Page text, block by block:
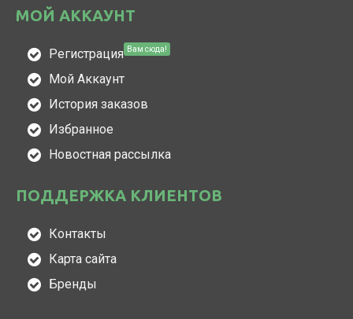
МОЙ АККАУНТ
Регистрация Вам сюда!
Мой Аккаунт
История заказов
Избранное
Новостная рассылка
ПОДДЕРЖКА КЛИЕНТОВ
Контакты
Карта сайта
Бренды